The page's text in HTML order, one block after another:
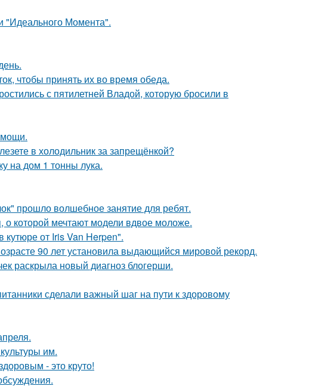
"Идеального Момента".
чтобы принять их во время обеда.
с пятилетней Владой, которую бросили в
в холодильник за запрещёнкой?
на дом 1 тонны лука.
прошло волшебное занятие для ребят.
которой мечтают модели вдвое моложе.
кутюре от Iris Van Herpen".
90 лет установила выдающийся мировой рекорд.
раскрыла новый диагноз блогерши.
сделали важный шаг на пути к здоровому
им.
- это круто!